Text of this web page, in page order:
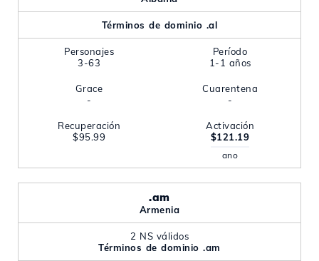
Términos de dominio .al
Personajes
3-63
Período
1-1 años
Grace
-
Cuarentena
-
Recuperación
$95.99
Activación
$121.19
ano
.am
Armenia
2 NS válidos
Términos de dominio .am